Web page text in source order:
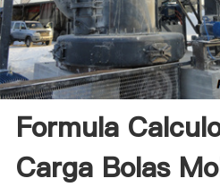
Formula
Carga Bolas